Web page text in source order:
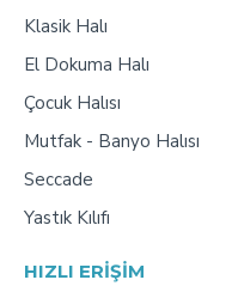
Klasik Halı
El Dokuma Halı
Çocuk Halısı
Mutfak - Banyo Halısı
Seccade
Yastık Kılıfı
HIZLI ERIŞIM